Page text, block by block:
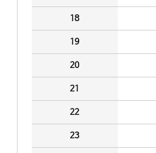
18
19
20
21
22
23